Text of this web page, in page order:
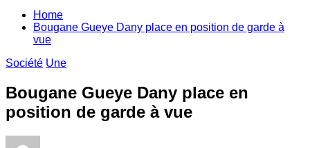
Home
Bougane Gueye Dany place en position de garde à
vue
Société Une
Bougane Gueye Dany place en
position de garde à vue